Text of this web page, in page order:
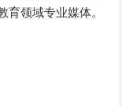
育领域专业媒体。